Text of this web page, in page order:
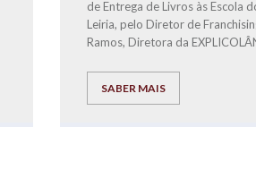
de Entrega de Livros às Escola
Leiria, pelo Diretor de
Ramos, Diretora da
SABER MAIS